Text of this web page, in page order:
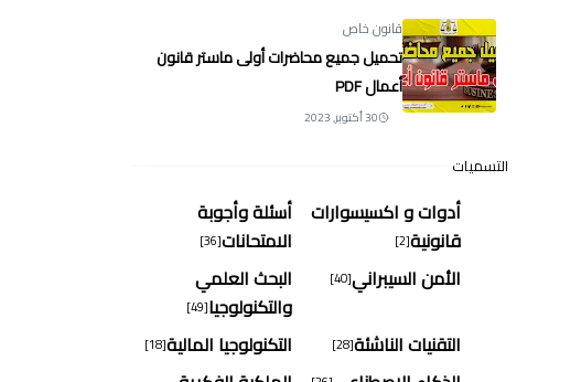
قانون خاص
تحميل جميع محاضرات أولى ماستر قانون
أعمال PDF
30 أكتوبر, 2023
التسميات
أدوات و اكسيسوارات
قانونية[2]
أسئلة وأجوبة
الامتحانات[36]
الأمن السيبراني[40]
البحث العلمي
والتكنولوجيا[49]
التقنيات الناشئة[28] التكنولوجيا المالية[18]